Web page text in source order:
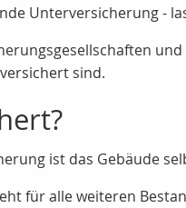
Unterversicherung -
sind.
ist das Gebäude
für alle weiteren